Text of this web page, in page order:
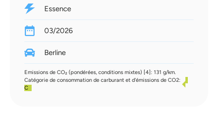
Essence
03/2026
Berline
Emissions de CO₂ (pondérées, conditions mixtes) [4]: 131 g/km.
Catégorie de consommation de carburant et d'émissions de CO2:
C